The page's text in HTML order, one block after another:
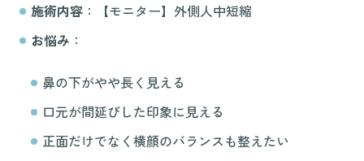
施術内容 ：【モニター】外側人中短縮
お悩み ：
鼻の下がやや長く見える
口元が間延びした印象に見える
正面だけでなく横顔のバランスも整えたい